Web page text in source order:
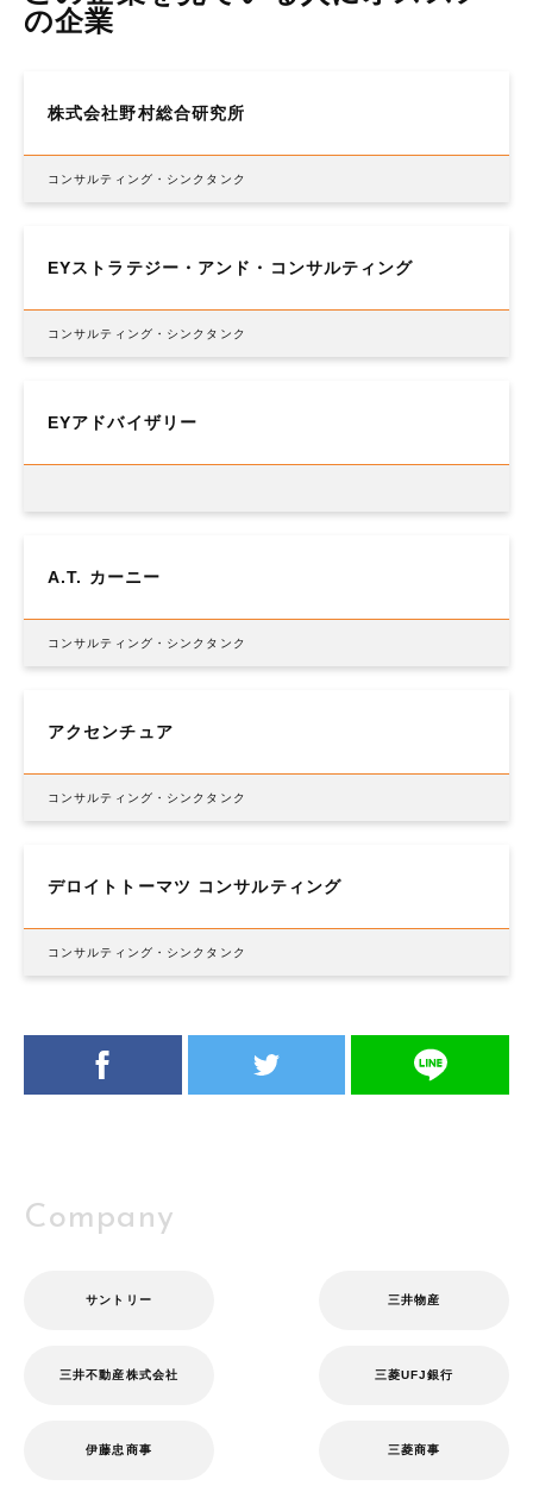
の企業
株式会社野村総合研究所
コンサルティング・シンクタンク
EYストラテジー・アンド・コンサルティング
コンサルティング・シンクタンク
EYアドバイザリー
A.T. カーニー
コンサルティング・シンクタンク
アクセンチュア
コンサルティング・シンクタンク
デロイトトーマツ コンサルティング
コンサルティング・シンクタンク
Company
サントリー 三井物産
三井不動産株式会社 三菱UFJ銀行
伊藤忠商事 三菱商事